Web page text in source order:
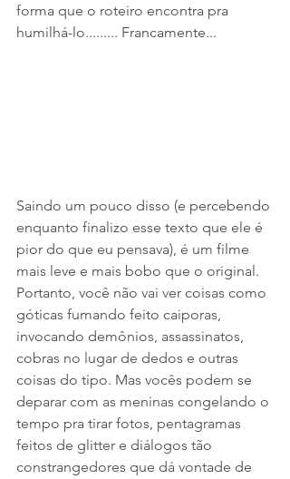
forma que o roteiro encontra pra
humilhá-lo......... Francamente...
Saindo um pouco disso (e percebendo
enquanto finalizo esse texto que ele é
pior do que eu pensava), é um filme
mais leve e mais bobo que o original.
Portanto, você não vai ver coisas como
góticas fumando feito caiporas,
invocando demônios, assassinatos,
cobras no lugar de dedos e outras
coisas do tipo. Mas vocês podem se
deparar com as meninas congelando o
tempo pra tirar fotos, pentagramas
feitos de glitter e diálogos tão
constrangedores que dá vontade de